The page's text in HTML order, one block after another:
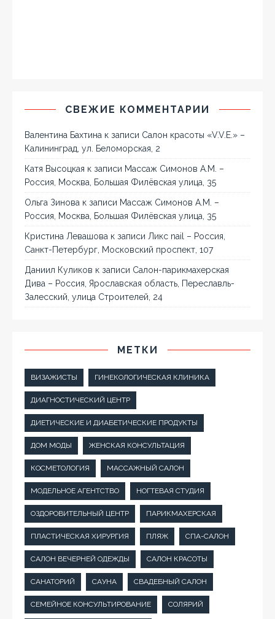
СВЕЖИЕ КОММЕНТАРИИ
Валентина Бахтина к записи Салон красоты «V.V.E.» –
Калининград, ул. Беломорская, 2
Катя Высоцкая к записи Массаж Симонов А.М. –
Россия, Москва, Большая Филёвская улица, 35
Ольга Зинова к записи Массаж Симонов А.М. –
Россия, Москва, Большая Филёвская улица, 35
Кристина Левашова к записи Ликс nail – Россия,
Санкт-Петербург, Московский проспект, 107
Даниил Куликов к записи Салон-парикмахерская
Дива – Россия, Ярославская область, Переславль-
Залесский, улица Строителей, 24
МЕТКИ
ВИЗАЖИСТЫ ГИНЕКОЛОГИЧЕСКАЯ КЛИНИКА
ДИАГНОСТИЧЕСКИЙ ЦЕНТР
ДИЕТИЧЕСКИЕ И ДИАБЕТИЧЕСКИЕ ПРОДУКТЫ
ДОМ МОДЫ ЖЕНСКАЯ КОНСУЛЬТАЦИЯ
КОСМЕТОЛОГИЯ МАССАЖНЫЙ САЛОН
МОДЕЛЬНОЕ АГЕНТСТВО НОГТЕВАЯ СТУДИЯ
ОЗДОРОВИТЕЛЬНЫЙ ЦЕНТР ПАРИКМАХЕРСКАЯ
ПЛАСТИЧЕСКАЯ ХИРУРГИЯ ПЛЯЖ СПА-САЛОН
САЛОН ВЕЧЕРНЕЙ ОДЕЖДЫ САЛОН КРАСОТЫ
САНАТОРИЙ САУНА СВАДЕБНЫЙ САЛОН
СЕМЕЙНОЕ КОНСУЛЬТИРОВАНИЕ СОЛЯРИЙ